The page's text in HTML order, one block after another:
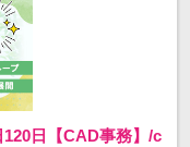
日【CAD事務】/c